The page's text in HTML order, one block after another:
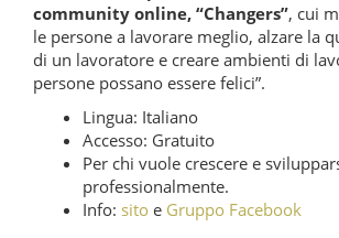
community online, “Changers”, cui
le persone a lavorare meglio, alzare la
di un lavoratore e creare ambienti di
persone possano essere felici”.
Lingua: Italiano
Accesso: Gratuito
Per chi vuole crescere e
professionalmente.
Info: sito e Gruppo Facebook